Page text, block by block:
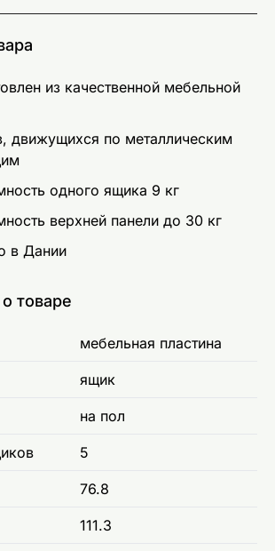
из качественной мебельной
движущихся по металлическим
одного ящика 9 кг
верхней панели до 30 кг
в Дании
товаре
мебельная пластина
ящик
на пол
5
76.8
111.3